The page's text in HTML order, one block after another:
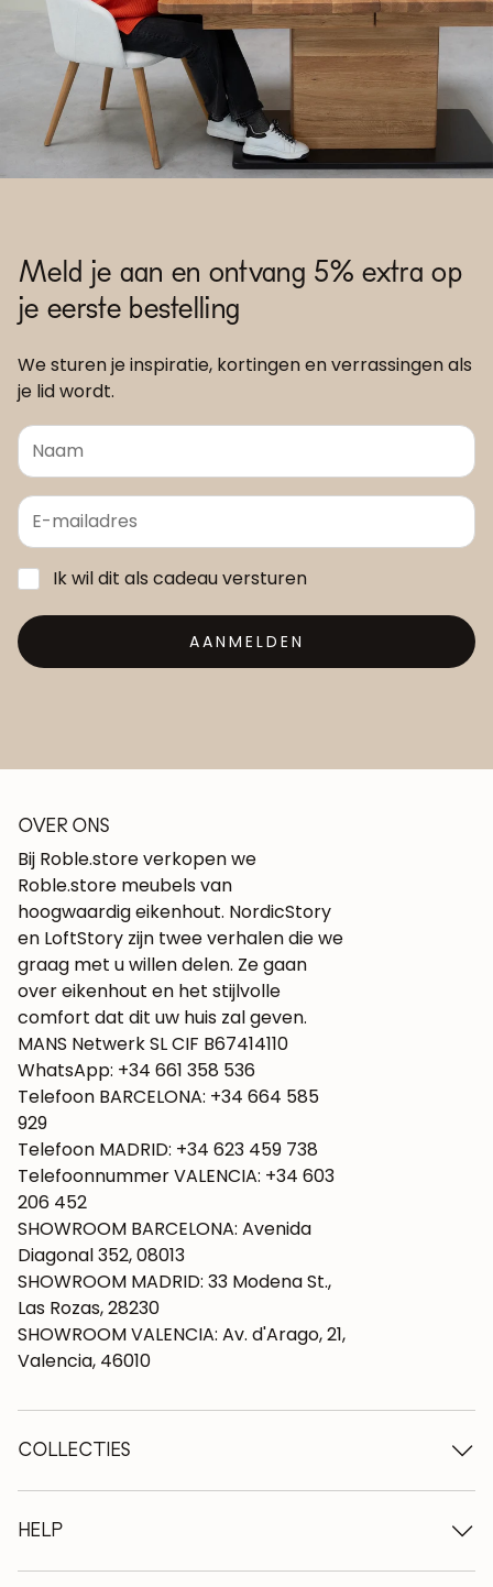
Meld je aan en ontvang 5% extra op
je eerste bestelling
We sturen je inspiratie, kortingen en verrassingen als
je lid wordt.
Ik wil dit als cadeau versturen
AANMELDEN
OVER ONS
Bij Roble.store verkopen we
Roble.store meubels van
hoogwaardig eikenhout. NordicStory
en LoftStory zijn twee verhalen die we
graag met u willen delen. Ze gaan
over eikenhout en het stijlvolle
comfort dat dit uw huis zal geven.
MANS Netwerk SL CIF B67414110
WhatsApp: +34 661 358 536
Telefoon BARCELONA: +34 664 585
929
Telefoon MADRID: +34 623 459 738
Telefoonnummer VALENCIA: +34 603
206 452
SHOWROOM BARCELONA: Avenida
Diagonal 352, 08013
SHOWROOM MADRID: 33 Modena St.,
Las Rozas, 28230
SHOWROOM VALENCIA: Av. d'Arago, 21,
Valencia, 46010
COLLECTIES
Houten tafels
Uitschuifbare tafels
Houten stoelen
HELP
Wie we zijn